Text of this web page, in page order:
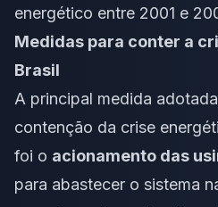
energético entre 2001 e
Medidas para conter a
Brasil
A principal medida
contenção da crise
foi o acionamento das
para abastecer o sistema